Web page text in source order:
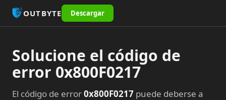
OUTBYTE Descargar
Solucione el código de
error 0x800F0217
El código de error0x800F0217 puede deberse a